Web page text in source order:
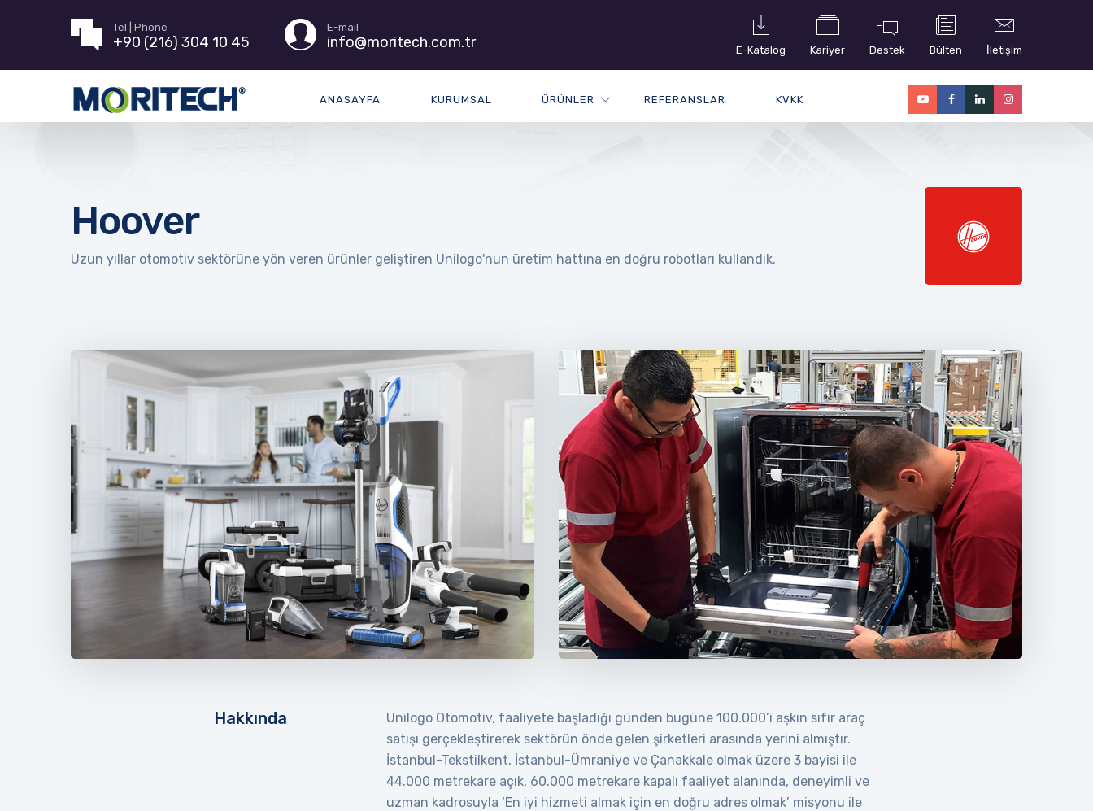
Tel | Phone
+90 (216) 304 10 45
E-mail
info@moritech.com.tr E-Katalog Kariyer Destek Bülten İletişim
ANASAYFA KURUMSAL ÜRÜNLER REFERANSLAR KVKK
Hoover
Uzun yıllar otomotiv sektörüne yön veren ürünler geliştiren Unilogo'nun üretim hattına en doğru robotları kullandık.
Hakkında
Unilogo Otomotiv, faaliyete başladığı günden bugüne 100.000’i aşkın sıfır araç
satışı gerçekleştirerek sektörün önde gelen şirketleri arasında yerini almıştır.
İstanbul-Tekstilkent, İstanbul-Ümraniye ve Çanakkale olmak üzere 3 bayisi ile
44.000 metrekare açık, 60.000 metrekare kapalı faaliyet alanında, deneyimli ve
uzman kadrosuyla ‘En iyi hizmeti almak için en doğru adres olmak’ misyonu ile